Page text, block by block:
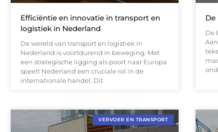
Efficiëntie en innovatie in transport en
logistiek in Nederland
De wereld van transport en logistiek in
Nederland is voortdurend in beweging. Met
een strategische ligging als poort naar Europa
speelt Nederland een cruciale rol in de
internationale handel. Dit
De
VERVOER EN TRANSPORT